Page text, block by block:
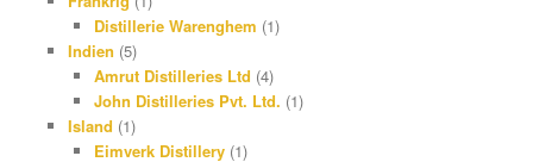
Distillerie Warenghem (1)
Indien (5)
Amrut Distilleries Ltd (4)
John Distilleries Pvt. Ltd. (1)
Island (1)
Eimverk Distillery (1)